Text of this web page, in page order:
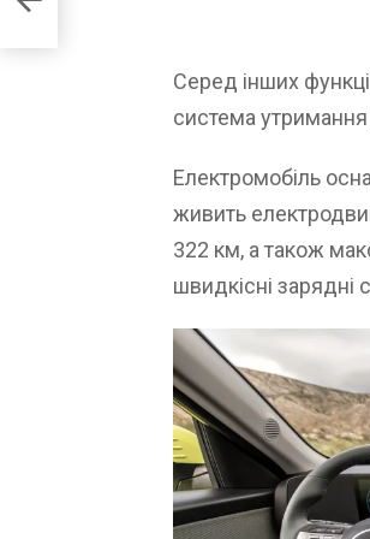
Серед інших
система
Електромобіль
живить
322 км, а також
швидкісні зарядні